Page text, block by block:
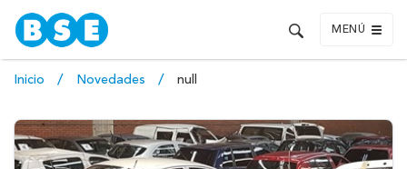
MENÚ
Inicio Novedades null